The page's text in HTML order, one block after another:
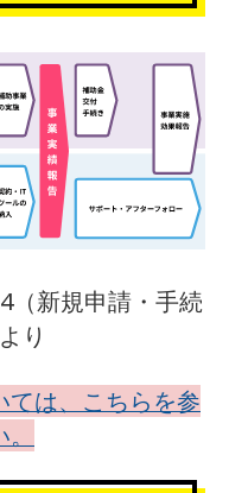
（新規申請・手続
り
ては、こちらを参